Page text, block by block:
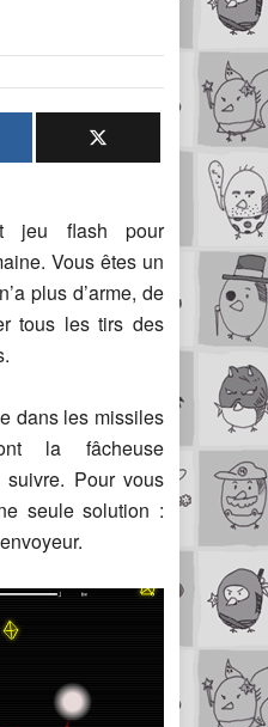
jeu flash pour
Vous êtes un
plus d’arme, de
tous les tirs des
dans les missiles
la fâcheuse
Pour vous
seule solution :